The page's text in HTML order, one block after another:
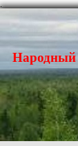
.
Народный